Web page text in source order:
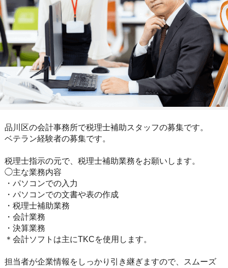
品川区の会計事務所で税理士補助スタッフの募集です。
ベテラン経験者の募集です。
税理士指示の元で、税理士補助業務をお願いします。
◯主な業務内容
・パソコンでの入力
・パソコンでの文書や表の作成
・税理士補助業務
・会計業務
・決算業務
＊会計ソフトは主にTKCを使用します。
担当者が企業情報をしっかり引き継ぎますので、スムーズ